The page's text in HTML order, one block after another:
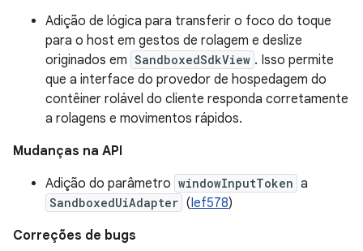
Adição de lógica para transferir o foco do toque
para o host em gestos de rolagem e deslize
originados em SandboxedSdkView . Isso permite
que a interface do provedor de hospedagem do
contêiner rolável do cliente responda corretamente
a rolagens e movimentos rápidos.
Mudanças na API
Adição do parâmetro windowInputToken a
SandboxedUiAdapter (Ief578)
Correções de bugs